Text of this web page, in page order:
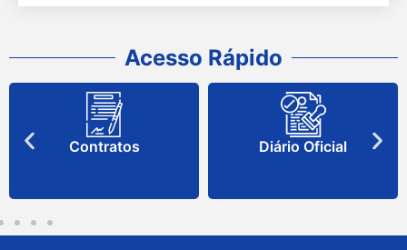
Acesso Rápido
Contratos Diário Oficial